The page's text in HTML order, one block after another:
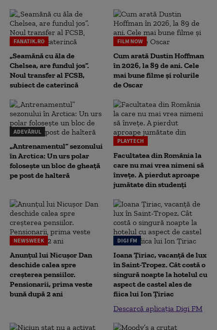
FANATIK.RO
„Seamănă cu ăla de
Chelsea, are fundul jos”.
Noul transfer al FCSB,
subiect de caterincă
FILM NOW
Cum arată Dustin Hoffman
în 2026, la 89 de ani. Cele
mai bune filme și rolurile
de Oscar
ADEVĂRUL
„Antrenamentul” sezonului
în Arctica: Un urs polar
folosește un bloc de gheață
pe post de halteră
PLAYTECH
Facultatea din România la
care nu mai vrea nimeni să
înveţe. A pierdut aproape
jumătate din studenţi
NEWSWEEK
Anunțul lui Nicușor Dan
deschide calea spre
creșterea pensiilor.
Pensionarii, prima veste
bună după 2 ani
DIGI FM
Ioana Țiriac, vacanță de lux
în Saint-Tropez. Cât costă o
singură noapte la hotelul cu
aspect de castel ales de
fiica lui Ion Țiriac
Descarcă aplicația Digi FM